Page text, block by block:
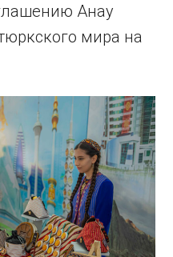
Анау
мира на